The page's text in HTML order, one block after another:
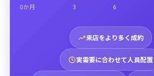
0か月 3 6
来店をより多く成約
実需要に合わせて人員配置